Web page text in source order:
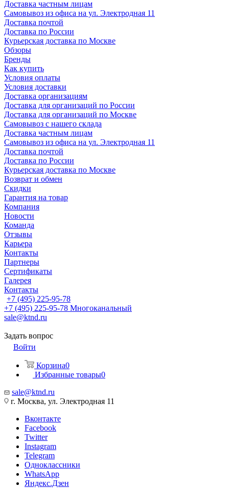
Доставка частным лицам
Самовывоз из офиса на ул. Электродная 11
Доставка почтой
Доставка по России
Курьерская доставка по Москве
Обзоры
Бренды
Как купить
Условия оплаты
Условия доставки
Доставка организациям
Доставка для организаций по России
Доставка для организаций по Москве
Самовывоз с нашего склада
Доставка частным лицам
Самовывоз из офиса на ул. Электродная 11
Доставка почтой
Доставка по России
Курьерская доставка по Москве
Возврат и обмен
Скидки
Гарантия на товар
Компания
Новости
Команда
Отзывы
Карьера
Контакты
Партнеры
Сертификаты
Галерея
Контакты
+7 (495) 225-95-78
+7 (495) 225-95-78 Многоканальный
sale@ktnd.ru
Задать вопрос
Войти
Корзина0
Избранные товары0
sale@ktnd.ru
г. Москва, ул. Электродная 11
Вконтакте
Facebook
Twitter
Instagram
Telegram
Одноклассники
WhatsApp
Яндекс.Дзен